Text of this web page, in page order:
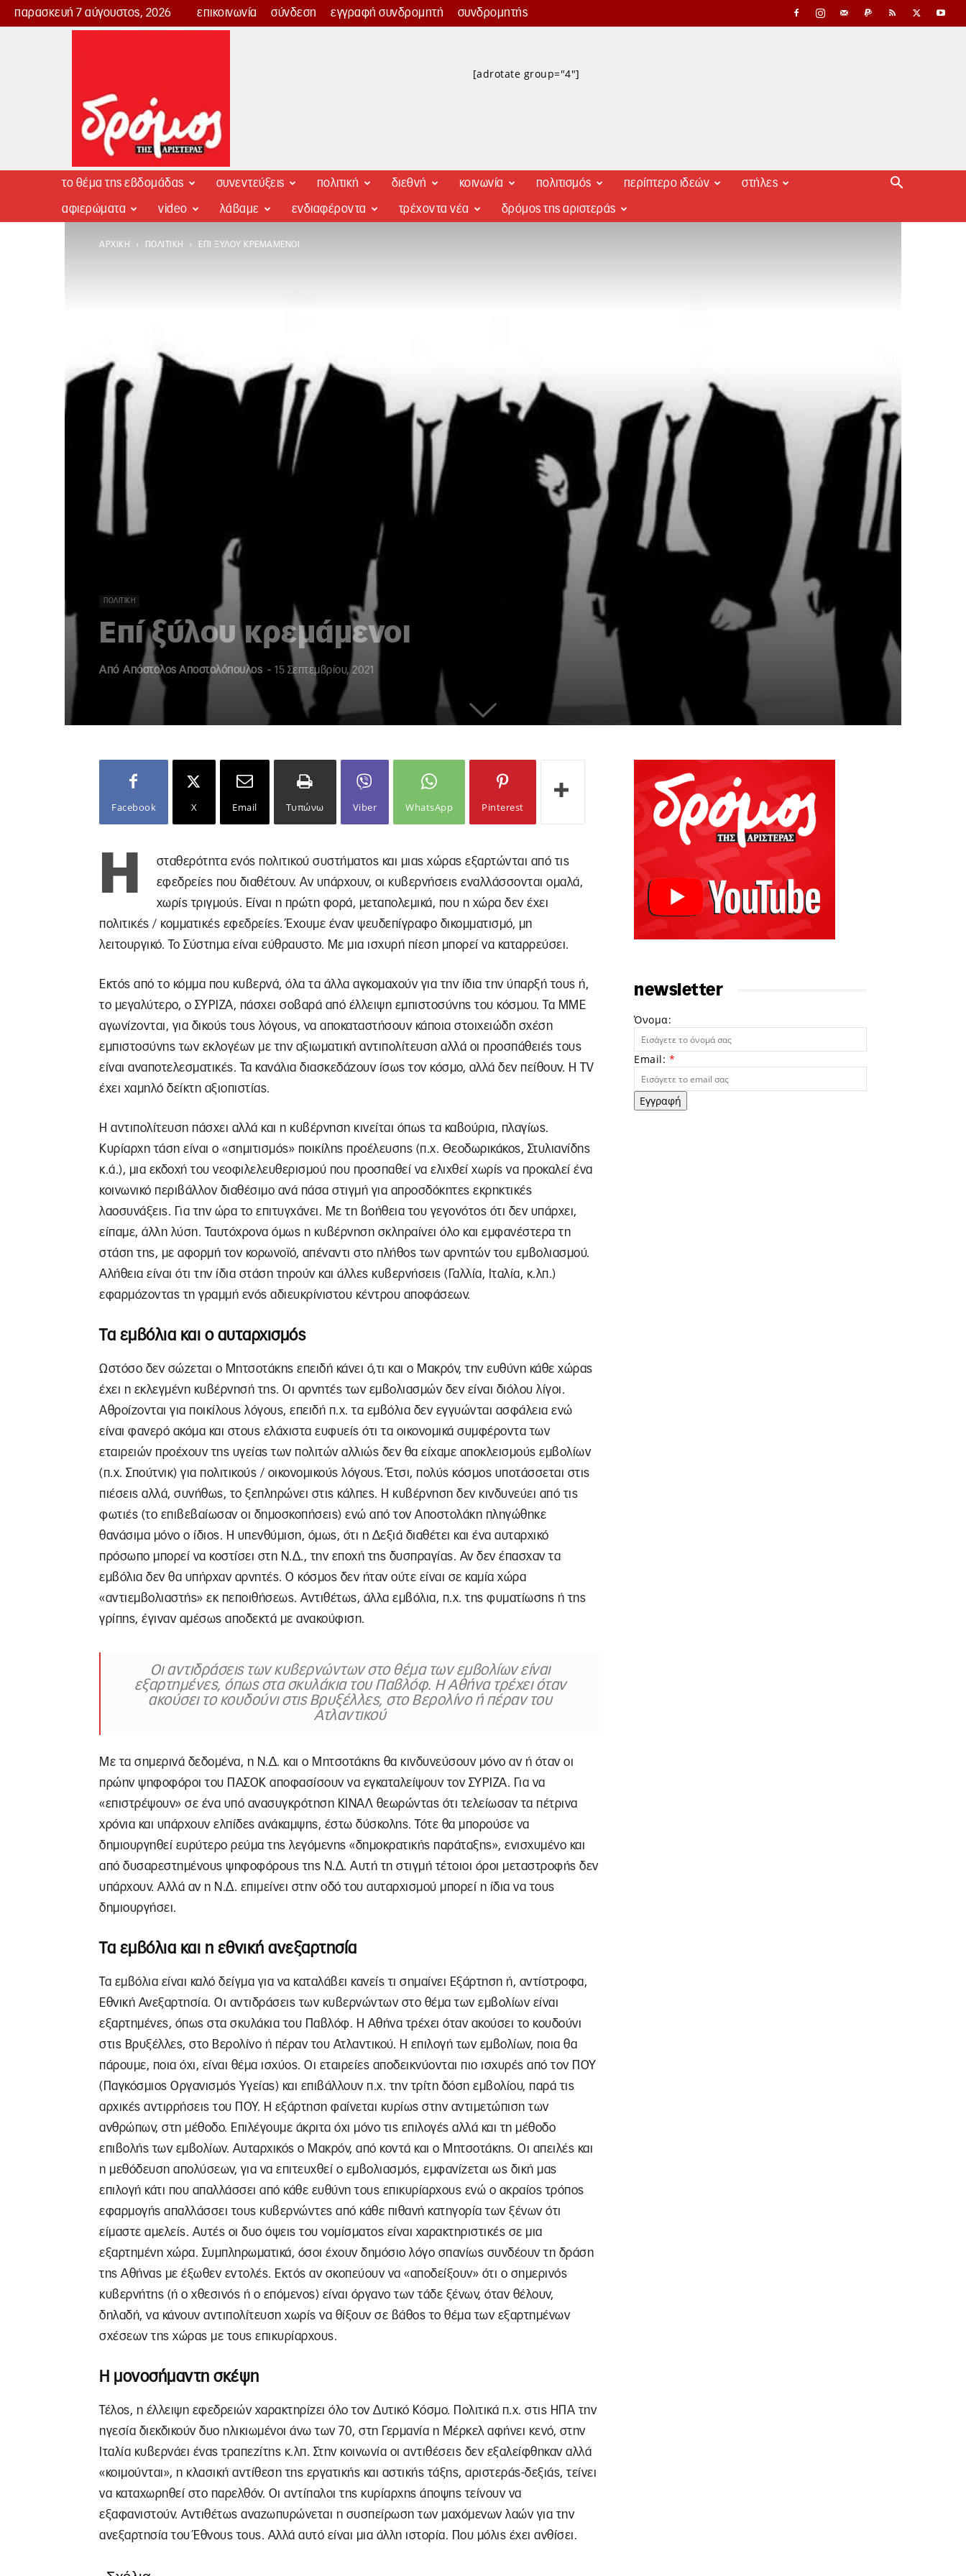
παρασκευή 7 αύγουστος, 2026 επικοινωνία σύνδεση εγγραφή συνδρομητή συνδρομητής
Δρόμος
[adrotate group="4"]
το θέμα της εβδομάδας συνεντεύξεις πολιτική διεθνή κοινωνία πολιτισμός περίπτερο ιδεών στήλες
αφιερώματα video λάβαμε ενδιαφέροντα τρέχοντα νέα δρόμος της αριστεράς
ΑΡΧΙΚΉ ΠΟΛΙΤΙΚΉ ΕΠΊ ΞΎΛΟΥ ΚΡΕΜΆΜΕΝΟΙ
ΠΟΛΙΤΙΚΉ
Επί ξύλου κρεμάμενοι
Από Απόστολος Αποστολόπουλος - 15 Σεπτεμβρίου, 2021
Facebook X Email Τυπώνω Viber WhatsApp Pinterest
Η
σταθερότητα ενός πολιτικού συστήματος και μιας χώρας εξαρτώνται από τις
εφεδρείες που διαθέτουν. Αν υπάρχουν, οι κυβερνήσεις εναλλάσσονται ομαλά,
χωρίς τριγμούς. Είναι η πρώτη φορά, μεταπολεμικά, που η χώρα δεν έχει
πολιτικές / κομματικές εφεδρείες. Έχουμε έναν ψευδεπίγραφο δικομματισμό, μη
λειτουργικό. Το Σύστημα είναι εύθραυστο. Με μια ισχυρή πίεση μπορεί να καταρρεύσει.
Εκτός από το κόμμα που κυβερνά, όλα τα άλλα αγκομαχούν για την ίδια την ύπαρξή τους ή,
το μεγαλύτερο, ο ΣΥΡΙΖΑ, πάσχει σοβαρά από έλλειψη εμπιστοσύνης του κόσμου. Τα ΜΜΕ
αγωνίζονται, για δικούς τους λόγους, να αποκαταστήσουν κάποια στοιχειώδη σχέση
εμπιστοσύνης των εκλογέων με την αξιωματική αντιπολίτευση αλλά οι προσπάθειές τους
είναι αναποτελεσματικές. Τα κανάλια διασκεδάζουν ίσως τον κόσμο, αλλά δεν πείθουν. Η TV
έχει χαμηλό δείκτη αξιοπιστίας.
Η αντιπολίτευση πάσχει αλλά και η κυβέρνηση κινείται όπως τα καβούρια, πλαγίως.
Κυρίαρχη τάση είναι ο «σημιτισμός» ποικίλης προέλευσης (π.χ. Θεοδωρικάκος, Στυλιανίδης
κ.ά.), μια εκδοχή του νεοφιλελευθερισμού που προσπαθεί να ελιχθεί χωρίς να προκαλεί ένα
κοινωνικό περιβάλλον διαθέσιμο ανά πάσα στιγμή για απροσδόκητες εκρηκτικές
λαοσυνάξεις. Για την ώρα το επιτυγχάνει. Με τη βοήθεια του γεγονότος ότι δεν υπάρχει,
είπαμε, άλλη λύση. Ταυτόχρονα όμως η κυβέρνηση σκληραίνει όλο και εμφανέστερα τη
στάση της, με αφορμή τον κορωνοϊό, απέναντι στο πλήθος των αρνητών του εμβολιασμού.
Αλήθεια είναι ότι την ίδια στάση τηρούν και άλλες κυβερνήσεις (Γαλλία, Ιταλία, κ.λπ.)
εφαρμόζοντας τη γραμμή ενός αδιευκρίνιστου κέντρου αποφάσεων.
Τα εμβόλια και ο αυταρχισμός
Ωστόσο δεν σώζεται ο Μητσοτάκης επειδή κάνει ό,τι και ο Μακρόν, την ευθύνη κάθε χώρας
έχει η εκλεγμένη κυβέρνησή της. Οι αρνητές των εμβολιασμών δεν είναι διόλου λίγοι.
Αθροίζονται για ποικίλους λόγους, επειδή π.χ. τα εμβόλια δεν εγγυώνται ασφάλεια ενώ
είναι φανερό ακόμα και στους ελάχιστα ευφυείς ότι τα οικονομικά συμφέροντα των
εταιρειών προέχουν της υγείας των πολιτών αλλιώς δεν θα είχαμε αποκλεισμούς εμβολίων
(π.χ. Σπούτνικ) για πολιτικούς / οικονομικούς λόγους. Έτσι, πολύς κόσμος υποτάσσεται στις
πιέσεις αλλά, συνήθως, το ξεπληρώνει στις κάλπες. Η κυβέρνηση δεν κινδυνεύει από τις
φωτιές (το επιβεβαίωσαν οι δημοσκοπήσεις) ενώ από τον Αποστολάκη πληγώθηκε
θανάσιμα μόνο ο ίδιος. Η υπενθύμιση, όμως, ότι η Δεξιά διαθέτει και ένα αυταρχικό
πρόσωπο μπορεί να κοστίσει στη Ν.Δ., την εποχή της δυσπραγίας. Αν δεν έπασχαν τα
εμβόλια δεν θα υπήρχαν αρνητές. Ο κόσμος δεν ήταν ούτε είναι σε καμία χώρα
«αντιεμβολιαστής» εκ πεποιθήσεως. Αντιθέτως, άλλα εμβόλια, π.χ. της φυματίωσης ή της
γρίπης, έγιναν αμέσως αποδεκτά με ανακούφιση.
Οι αντιδράσεις των κυβερνώντων στο θέμα των εμβολίων είναι
εξαρτημένες, όπως στα σκυλάκια του Παβλόφ. Η Αθήνα τρέχει όταν
ακούσει το κουδούνι στις Βρυξέλλες, στο Βερολίνο ή πέραν του
Ατλαντικού
Με τα σημερινά δεδομένα, η Ν.Δ. και ο Μητσοτάκης θα κινδυνεύσουν μόνο αν ή όταν οι
πρώην ψηφοφόροι του ΠΑΣΟΚ αποφασίσουν να εγκαταλείψουν τον ΣΥΡΙΖΑ. Για να
«επιστρέψουν» σε ένα υπό ανασυγκρότηση ΚΙΝΑΛ θεωρώντας ότι τελείωσαν τα πέτρινα
χρόνια και υπάρχουν ελπίδες ανάκαμψης, έστω δύσκολης. Τότε θα μπορούσε να
δημιουργηθεί ευρύτερο ρεύμα της λεγόμενης «δημοκρατικής παράταξης», ενισχυμένο και
από δυσαρεστημένους ψηφοφόρους της Ν.Δ. Αυτή τη στιγμή τέτοιοι όροι μεταστροφής δεν
υπάρχουν. Αλλά αν η Ν.Δ. επιμείνει στην οδό του αυταρχισμού μπορεί η ίδια να τους
δημιουργήσει.
Τα εμβόλια και η εθνική ανεξαρτησία
Τα εμβόλια είναι καλό δείγμα για να καταλάβει κανείς τι σημαίνει Εξάρτηση ή, αντίστροφα,
Εθνική Ανεξαρτησία. Οι αντιδράσεις των κυβερνώντων στο θέμα των εμβολίων είναι
εξαρτημένες, όπως στα σκυλάκια του Παβλόφ. Η Αθήνα τρέχει όταν ακούσει το κουδούνι
στις Βρυξέλλες, στο Βερολίνο ή πέραν του Ατλαντικού. Η επιλογή των εμβολίων, ποια θα
πάρουμε, ποια όχι, είναι θέμα ισχύος. Οι εταιρείες αποδεικνύονται πιο ισχυρές από τον ΠΟΥ
(Παγκόσμιος Οργανισμός Υγείας) και επιβάλλουν π.χ. την τρίτη δόση εμβολίου, παρά τις
αρχικές αντιρρήσεις του ΠΟΥ. Η εξάρτηση φαίνεται κυρίως στην αντιμετώπιση των
ανθρώπων, στη μέθοδο. Επιλέγουμε άκριτα όχι μόνο τις επιλογές αλλά και τη μέθοδο
επιβολής των εμβολίων. Αυταρχικός ο Μακρόν, από κοντά και ο Μητσοτάκης. Οι απειλές και
η μεθόδευση απολύσεων, για να επιτευχθεί ο εμβολιασμός, εμφανίζεται ως δική μας
επιλογή κάτι που απαλλάσσει από κάθε ευθύνη τους επικυρίαρχους ενώ ο ακραίος τρόπος
εφαρμογής απαλλάσσει τους κυβερνώντες από κάθε πιθανή κατηγορία των ξένων ότι
είμαστε αμελείς. Αυτές οι δυο όψεις του νομίσματος είναι χαρακτηριστικές σε μια
εξαρτημένη χώρα. Συμπληρωματικά, όσοι έχουν δημόσιο λόγο σπανίως συνδέουν τη δράση
της Αθήνας με έξωθεν εντολές. Εκτός αν σκοπεύουν να «αποδείξουν» ότι ο σημερινός
κυβερνήτης (ή ο χθεσινός ή ο επόμενος) είναι όργανο των τάδε ξένων, όταν θέλουν,
δηλαδή, να κάνουν αντιπολίτευση χωρίς να θίξουν σε βάθος το θέμα των εξαρτημένων
σχέσεων της χώρας με τους επικυρίαρχους.
Η μονοσήμαντη σκέψη
Τέλος, η έλλειψη εφεδρειών χαρακτηρίζει όλο τον Δυτικό Κόσμο. Πολιτικά π.χ. στις ΗΠΑ την
ηγεσία διεκδικούν δυο ηλικιωμένοι άνω των 70, στη Γερμανία η Μέρκελ αφήνει κενό, στην
Ιταλία κυβερνάει ένας τραπεζίτης κ.λπ. Στην κοινωνία οι αντιθέσεις δεν εξαλείφθηκαν αλλά
«κοιμούνται», η κλασική αντίθεση της εργατικής και αστικής τάξης, αριστεράς-δεξιάς, τείνει
να καταχωρηθεί στο παρελθόν. Οι αντίπαλοι της κυρίαρχης άποψης τείνουν να
εξαφανιστούν. Αντιθέτως αναζωπυρώνεται η συσπείρωση των μαχόμενων λαών για την
ανεξαρτησία του Έθνους τους. Αλλά αυτό είναι μια άλλη ιστορία. Που μόλις έχει ανθίσει.
newsletter
Όνομα:
Email: *
Εγγραφή